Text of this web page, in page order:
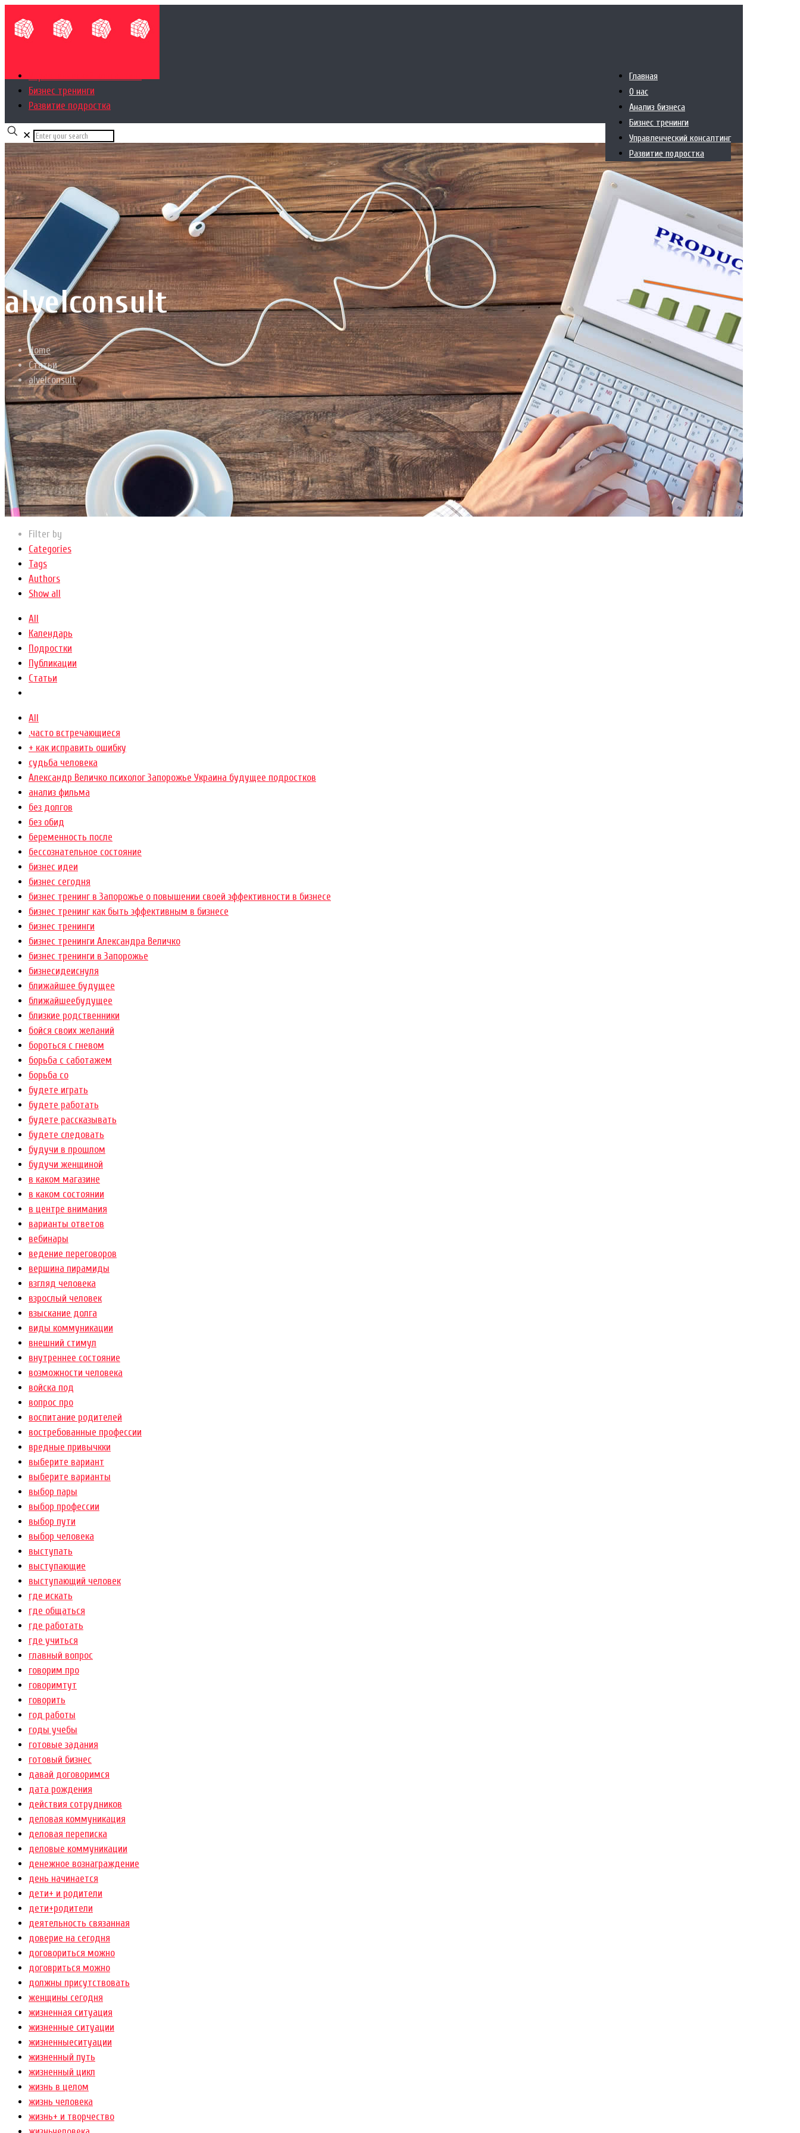
Главная
О нас
Анализ бизнеса
Бизнес тренинги
Управленческий консалтинг
Развитие подростка
Бизнес тренинги
Развитие подростка
✕
alvelconsult
Home
Статьи
alvelconsult
Filter by
Categories
Tags
Authors
Show all
All
Календарь
Подростки
Публикации
Статьи
All
.часто встречающиеся
+ как исправить ошибку
cудьба человека
Александр Величко психолог Запорожье Украина будущее подростков
анализ фильма
без долгов
без обид
беременность после
бессознательное состояние
бизнес идеи
бизнес сегодня
бизнес тренинг в Запорожье о повышении своей эффективности в бизнесе
бизнес тренинг как быть эффективным в бизнесе
бизнес тренинги
бизнес тренинги Александра Величко
бизнес тренинги в Запорожье
бизнесидеиснуля
ближайшее будущее
ближайшеебудущее
близкие родственники
бойся своих желаний
бороться с гневом
борьба с саботажем
борьба со
будете играть
будете работать
будете рассказывать
будете следовать
будучи в прошлом
будучи женщиной
в каком магазине
в каком состоянии
в центре внимания
варианты ответов
вебинары
ведение переговоров
вершина пирамиды
взгляд человека
взрослый человек
взыскание долга
виды коммуникации
внешний стимул
внутреннее состояние
возможности человека
войска под
вопрос про
воспитание родителей
востребованные профессии
вредные привычкки
выберите вариант
выберите варианты
выбор пары
выбор профессии
выбор пути
выбор человека
выступать
выступающие
выступающий человек
где искать
где общаться
где работать
где учиться
главный вопрос
говорим про
говоримтут
говорить
год работы
годы учебы
готовые задания
готовый бизнес
давай договоримся
дата рождения
действия сотрудников
деловая коммуникация
деловая переписка
деловые коммуникации
денежное вознаграждение
день начинается
дети+ и родители
дети+родители
деятельность связанная
доверие на сегодня
договориться можно
договриться можно
должны присутствовать
женщины сегодня
жизненная ситуация
жизненные ситуации
жизненныеситуации
жизненный путь
жизненный цикл
жизнь в целом
жизнь человека
жизнь+ и творчество